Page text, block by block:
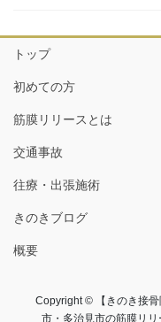
トップ
初めての方
筋膜リリースとは
交通事故
往療・出張施術
きのきブログ
概要
Copyright © 【きのき接
市・多治見市の筋膜リ